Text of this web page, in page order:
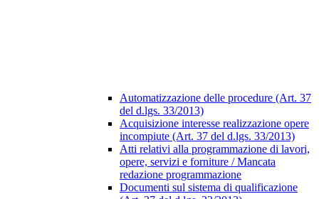
Automatizzazione delle procedure (Art. 37
del d.lgs. 33/2013)
Acquisizione interesse realizzazione opere
incompiute (Art. 37 del d.lgs. 33/2013)
Atti relativi alla programmazione di lavori,
opere, servizi e forniture / Mancata
redazione programmazione
Documenti sul sistema di qualificazione